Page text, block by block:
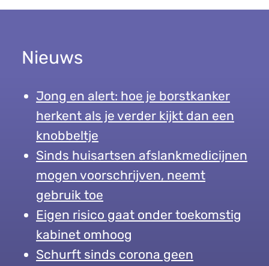
Nieuws
Jong en alert: hoe je borstkanker
herkent als je verder kijkt dan een
knobbeltje
Sinds huisartsen afslankmedicijnen
mogen voorschrijven, neemt
gebruik toe
Eigen risico gaat onder toekomstig
kabinet omhoog
Schurft sinds corona geen